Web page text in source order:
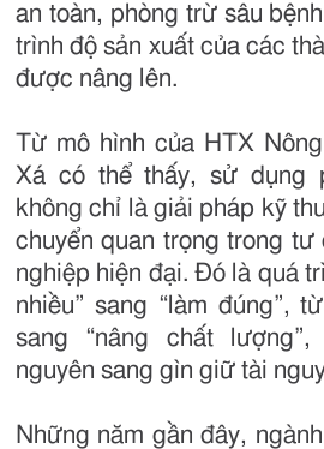
an toàn, phòng trừ sâu
trình độ sản xuất của các
được nâng lên.
Từ mô hình của HTX
Xá có thể thấy, sử dụng
không chỉ là giải pháp kỹ
chuyển quan trọng trong tư
nghiệp hiện đại. Đó là quá
nhiều” sang “làm đúng”,
sang “nâng chất
nguyên sang gìn giữ tài
Những năm gần đây,